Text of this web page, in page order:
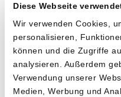
Diese Webseite
Wir verwenden Cookies,
personalisieren,
können und die Zugriffe
analysieren. Außerdem
Verwendung unserer
Medien, Werbung und